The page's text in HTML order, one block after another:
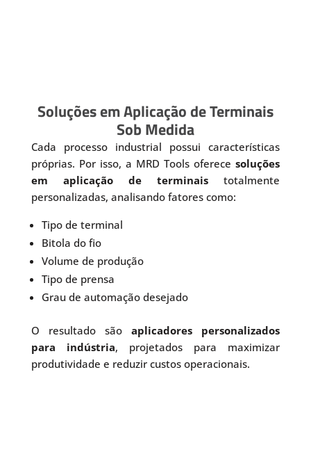
Soluções em Aplicação de Terminais
Sob Medida
Cada processo industrial possui características
próprias. Por isso, a MRD Tools oferecesoluções
em aplicação de terminais totalmente
personalizadas, analisando fatores como:
Tipo de terminal
Bitola do fio
Volume de produção
Tipo de prensa
Grau de automação desejado
O resultado sãoaplicadores personalizados
para indústria, projetados para maximizar
produtividade e reduzir custos operacionais.